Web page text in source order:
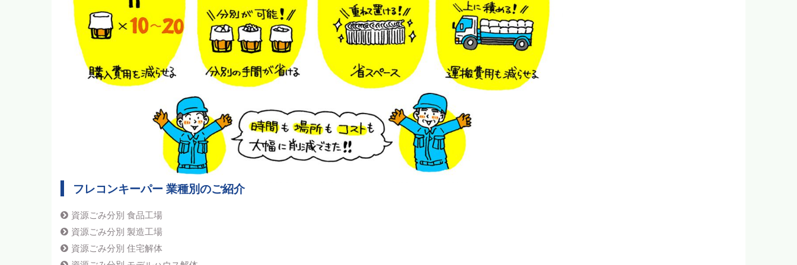
フレコンキーパー 業種別のご紹介
資源ごみ分別 食品工場
資源ごみ分別 製造工場
資源ごみ分別 住宅解体